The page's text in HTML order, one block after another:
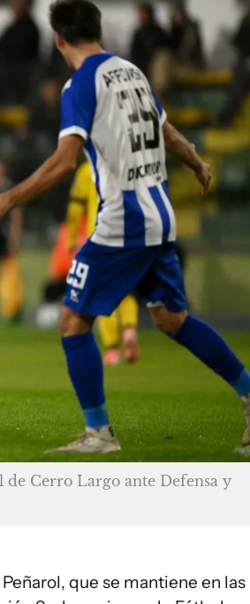
Cerro Largo ante Defensa y
que se mantiene en las